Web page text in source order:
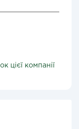
цієї компанії